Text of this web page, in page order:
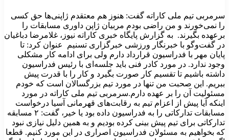
سرمربی تیم ملی کاراته گفت: هنوز هم معتقدم ژاپنی‌ها حق کسی
را نمی‌خورند و من راضی بودم مربیان ژاپن داوری مسابقات را
برعهده بگیرند. به گزارش پایگاه خبری کاراته نیوز، غلامرضا دباغیان
در گفت‌وگو با خبرنگار ورزشی خبرگزاری تسنیم عنوان کرد: تا
پایان مهر با فدراسیون قرارداد دارم ولی برای ادامه کار مشکلی
وجود ندارد. در مورد کادر فنی باید جلسه‌ای با رئیس فدراسیون
داشته باشیم تا تقسیم کار صورت بگیرد و کار را با قدرت پیش
ببریم. این صحبت من تنها در مورد تیم بزرگسالان است که خودم
مسئولیت آن را بر عهده دارم.سرمربی تیم ملی کاراته در مورد
اینکه آیا پیش از اعزام تیم به رقابت‌های قهرمانی آسیا درخواست
مسابقات تدارکاتی را به فدراسیون داده بود یا خیر، گفت: ۲ مسابقه
تدارکاتی برای تیم پیش بینی کرده بودیم و به همین دلیل نیازی نبود
که بخواهیم به مسئولان فدراسیون اصراری در این مورد کنیم. قطعا